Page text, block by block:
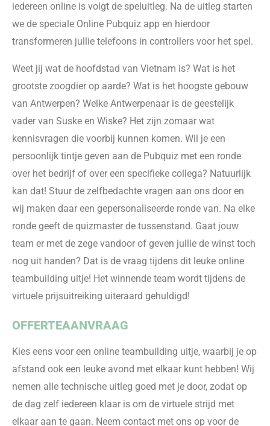
iedereen online is volgt de speluitleg. Na de uitleg starten
we de speciale Online Pubquiz app en hierdoor
transformeren jullie telefoons in controllers voor het spel.
Weet jij wat de hoofdstad van Vietnam is? Wat is het
grootste zoogdier op aarde? Wat is het hoogste gebouw
van Antwerpen? Welke Antwerpenaar is de geestelijk
vader van Suske en Wiske? Het zijn zomaar wat
kennisvragen die voorbij kunnen komen. Wil je een
persoonlijk tintje geven aan de Pubquiz met een ronde
over het bedrijf of over een specifieke collega? Natuurlijk
kan dat! Stuur de zelfbedachte vragen aan ons door en
wij maken daar een gepersonaliseerde ronde van. Na elke
ronde geeft de quizmaster de tussenstand. Gaat jouw
team er met de zege vandoor of geven jullie de winst toch
nog uit handen? Dat is de vraag tijdens dit leuke online
teambuilding uitje! Het winnende team wordt tijdens de
virtuele prijsuitreiking uiteraard gehuldigd!
OFFERTEAANVRAAG
Kies eens voor een online teambuilding uitje, waarbij je op
afstand ook een leuke avond met elkaar kunt hebben! Wij
nemen alle technische uitleg goed met je door, zodat op
de dag zelf iedereen klaar is om de virtuele strijd met
elkaar aan te gaan. Neem contact met ons op voor de